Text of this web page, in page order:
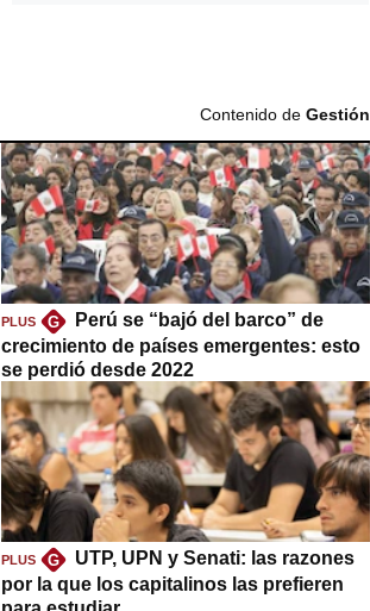
Contenido de Gestión
PLUS G
Perú se “bajó del barco” de
crecimiento de países emergentes: esto
se perdió desde 2022
PLUS G
UTP, UPN y Senati: las razones
por la que los capitalinos las prefieren